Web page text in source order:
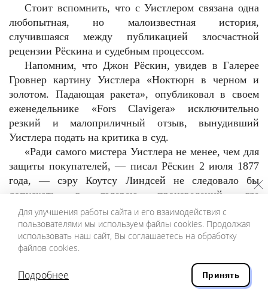
Стоит вспомнить, что с Уистлером связана одна
любопытная, но малоизвестная история,
случившаяся между публикацией злосчастной
рецензии Рёскина и судебным процессом.
Напомним, что Джон Рёскин, увидев в Галерее
Гровнер картину Уистлера «Ноктюрн в черном и
золотом. Падающая ракета», опубликовал в своем
еженедельнике «Fors Clavigera» исключительно
резкий и малоприличный отзыв, вынудивший
Уистлера подать на критика в суд.
«Ради самого мистера Уистлера не менее, чем для
защиты покупателей, — писал Рёскин 2 июля 1877
года, — сэру Коутсу Линдсей не следовало бы
допускать в галерею произведений, где
невежественное тщеславие художника столь
смахивает на преднамеренное плутовство. Я до этого
много видел и слышал о нахальстве кокни; но все же
я не ожидал, что самодовольный скоморох посмеет
нагло запросить двести гиней за то, что он швырнул
горшок краски в лицо публики»
Для улучшения работы сайта и его взаимодействия с
пользователями мы используем файлы cookies. Продолжая
использовать наш сайт, Вы соглашаетесь на обработку
файлов cookies.
Подробнее Принять